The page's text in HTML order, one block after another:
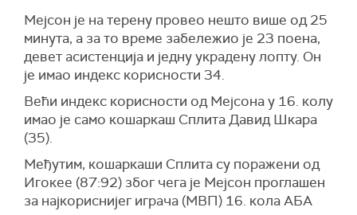
Мејсон је на терену провео нешто више од 25
минута, а за то време забележио је 23 поена,
девет асистенција и једну украдену лопту. Он
је имао индекс корисности 34.
Већи индекс корисности од Мејсона у 16. колу
имао је само кошаркаш Сплита Давид Шкара
(35).
Међутим, кошаркаши Сплита су поражени од
Игокее (87:92) због чега је Мејсон проглашен
за најкориснијег играча (МВП) 16. кола АБА